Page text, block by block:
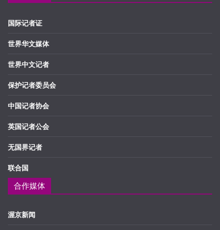
国际记者证
世界华文媒体
世界中文记者
保护记者委员会
中国记者协会
英国记者公会
无国界记者
联合国
合作媒体
渥京新闻